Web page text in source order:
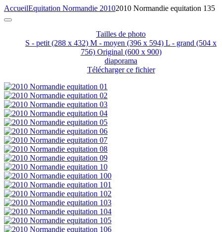
AccueilEquitation Normandie 20102010 Normandie equitation 135
Tailles de photo
S - petit (288 x 432) M - moyen (396 x 594) L - grand (504 x
756) Original (600 x 900)
diaporama
Télécharger ce fichier